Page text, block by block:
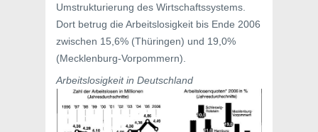
Umstrukturierung des Wirtschaftssystems.
Dort betrug die Arbeitslosigkeit bis Ende 2006
zwischen 15,6% (Thüringen) und 19,0%
(Mecklenburg-Vorpommern).
Arbeitslosigkeit in Deutschland